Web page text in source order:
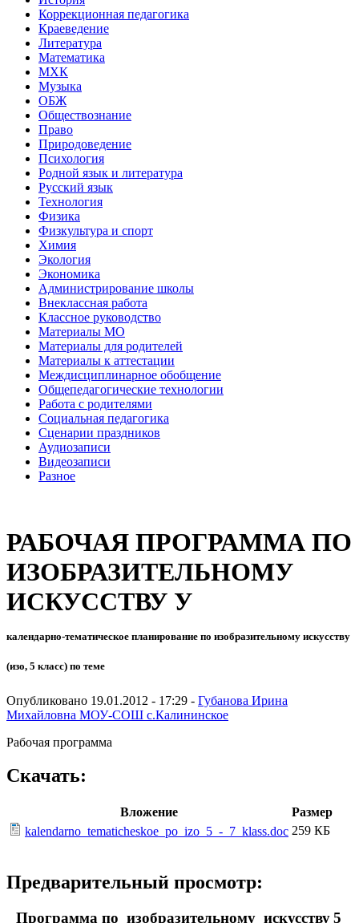
Коррекционная педагогика
Краеведение
Литература
Математика
МХК
Музыка
ОБЖ
Обществознание
Право
Природоведение
Психология
Родной язык и литература
Русский язык
Технология
Физика
Физкультура и спорт
Химия
Экология
Экономика
Администрирование школы
Внеклассная работа
Классное руководство
Материалы МО
Материалы для родителей
Материалы к аттестации
Междисциплинарное обобщение
Общепедагогические технологии
Работа с родителями
Социальная педагогика
Сценарии праздников
Аудиозаписи
Видеозаписи
Разное
РАБОЧАЯ ПРОГРАММА ПО
ИЗОБРАЗИТЕЛЬНОМУ
ИСКУССТВУ У
календарно-тематическое планирование по изобразительному искусству
(изо, 5 класс) по теме
Опубликовано 19.01.2012 - 17:29 - Губанова Ирина
Михайловна МОУ-СОШ с.Калининское
Рабочая программа
Скачать:
Вложение
Размер
kalendarno_tematicheskoe_po_izo_5_-_7_klass.doc 259 КБ
Предварительный просмотр:
Программа поизобразительному искусству5